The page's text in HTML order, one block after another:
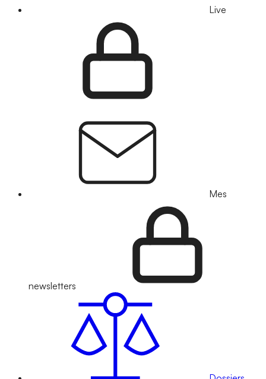
Live
Mes
newsletters